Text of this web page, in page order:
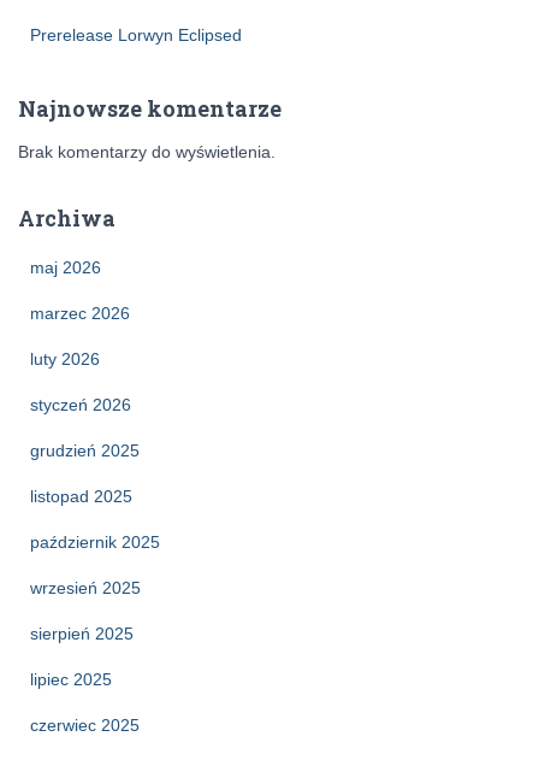
Prerelease Lorwyn Eclipsed
Najnowsze komentarze
Brak komentarzy do wyświetlenia.
Archiwa
maj 2026
marzec 2026
luty 2026
styczeń 2026
grudzień 2025
listopad 2025
październik 2025
wrzesień 2025
sierpień 2025
lipiec 2025
czerwiec 2025